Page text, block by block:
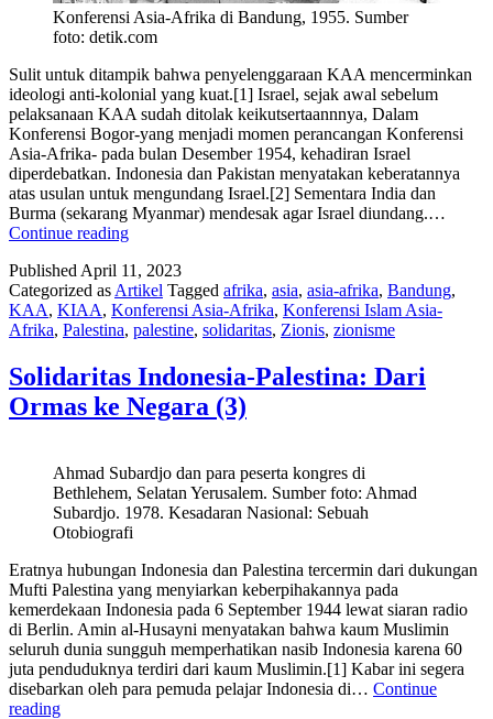
Konferensi Asia-Afrika di Bandung, 1955. Sumber
foto: detik.com
Sulit untuk ditampik bahwa penyelenggaraan KAA mencerminkan
ideologi anti-kolonial yang kuat.[1] Israel, sejak awal sebelum
pelaksanaan KAA sudah ditolak keikutsertaannnya, Dalam
Konferensi Bogor-yang menjadi momen perancangan Konferensi
Asia-Afrika- pada bulan Desember 1954, kehadiran Israel
diperdebatkan. Indonesia dan Pakistan menyatakan keberatannya
atas usulan untuk mengundang Israel.[2] Sementara India dan
Burma (sekarang Myanmar) mendesak agar Israel diundang.…
Continue readingSolidaritas
Palestina:
Solidaritas
dari
Negara
Afrika
(4)
Published April 11, 2023
Categorized as Artikel Tagged afrika, asia, asia-afrika, Bandung,
KAA, KIAA, Konferensi Asia-Afrika, Konferensi Islam Asia-
Afrika, Palestina, palestine, solidaritas, Zionis, zionisme
Solidaritas Indonesia-Palestina: Dari
Ormas ke Negara (3)
Ahmad Subardjo dan para peserta kongres di
Bethlehem, Selatan Yerusalem. Sumber foto: Ahmad
Subardjo. 1978. Kesadaran Nasional: Sebuah
Otobiografi
Eratnya hubungan Indonesia dan Palestina tercermin dari dukungan
Mufti Palestina yang menyiarkan keberpihakannya pada
kemerdekaan Indonesia pada 6 September 1944 lewat siaran radio
di Berlin. Amin al-Husayni menyatakan bahwa kaum Muslimin
seluruh dunia sungguh memperhatikan nasib Indonesia karena 60
juta penduduknya terdiri dari kaum Muslimin.[1] Kabar ini segera
disebarkan oleh para pemuda pelajar Indonesia di… Continue
readingSolidaritas